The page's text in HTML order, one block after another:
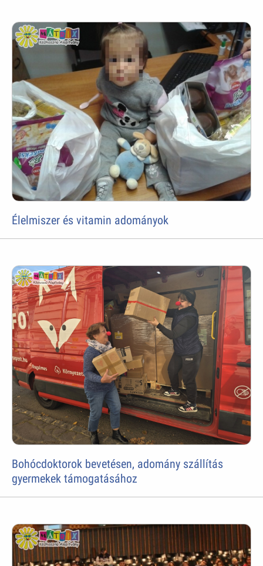
Élelmiszer és vitamin adományok
Bohócdoktorok bevetésen, adomány szállítás
gyermekek támogatásához